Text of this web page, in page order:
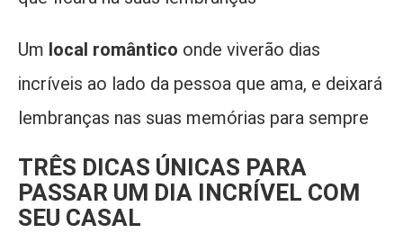
Um local romântico onde viverão dias
incríveis ao lado da pessoa que ama, e deixará
lembranças nas suas memórias para sempre
TRÊS DICAS ÚNICAS PARA
PASSAR UM DIA INCRÍVEL COM
SEU CASAL